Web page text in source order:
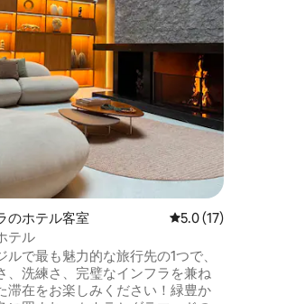
星中5.0つ星の平均評価
のホテル客室 レビュー17件、5つ
5.0 (17)
テル
ルで最も魅力的な旅行先の1つで、
、洗練さ、完璧なインフラを兼ね
滞在をお楽しみください！緑豊か